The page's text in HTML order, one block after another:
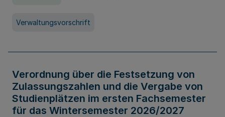
Verwaltungsvorschrift
Verordnung über die Festsetzung von
Zulassungszahlen und die Vergabe von
Studienplätzen im ersten Fachsemester
für das Wintersemester 2026/2027